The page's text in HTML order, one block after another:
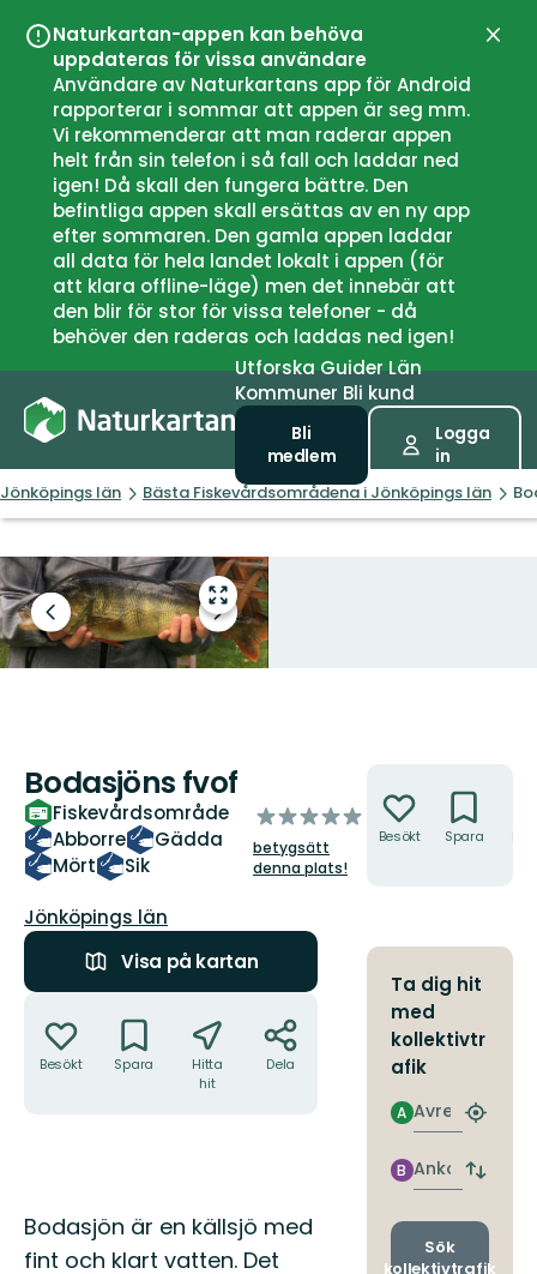
Naturkartan-appen kan behöva
uppdateras för vissa användare
Användare av Naturkartans app för Android
rapporterar i sommar att appen är seg mm.
Vi rekommenderar att man raderar appen
helt från sin telefon i så fall och laddar ned
igen! Då skall den fungera bättre. Den
befintliga appen skall ersättas av en ny app
efter sommaren. Den gamla appen laddar
all data för hela landet lokalt i appen (för
att klara offline-läge) men det innebär att
den blir för stor för vissa telefoner - då
behöver den raderas och laddas ned igen!
UtforskaGuiderLän
Kommuner Bli kund
Bli
medlem
Logga
in
Jönköpings län Bästa Fiskevårdsområdena i Jönköpings län
Gå
till
helskärmsläge
Föregående
bild
Nästa
bildspel
Bodasjöns fvof
Fiskevårdsområde
Abborre
Gädda
Mört
Sik
av
5
stjärnor
betygsätt
denna plats!
Län:
Jönköpings län
Visa på kartan
Besökt Spara
Hitta
hit
Dela
Beskrivning
Bodasjön är en källsjö med
fint och klart vatten. Det
Besökt Spara
Ta dig hit
med
kollektivtr
afik
Avresa
A
Hitta
Ankomst
B
Byt
och
Sök
kollektivtrafik